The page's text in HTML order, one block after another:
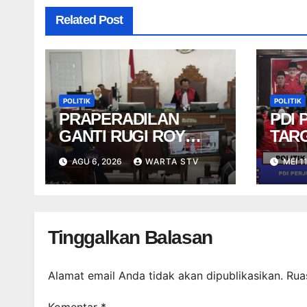
Related Post
POLITIK
PRAPERADILAN
GANTI RUGI ROY
SURYO DITOLAK
AGU 6, 2026 WARTA STV
POLITIK
PDI
MEI
Tinggalkan Balasan
Alamat email Anda tidak akan dipublikasikan.